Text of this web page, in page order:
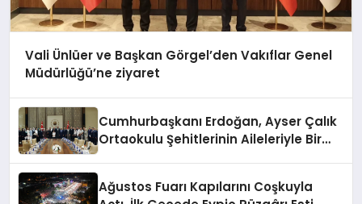
Vali Ünlüer ve Başkan Görgel’den Vakıflar Genel
Müdürlüğü’ne ziyaret
Cumhurbaşkanı Erdoğan, Ayser Çalık
Ortaokulu Şehitlerinin Aileleriyle Bir
Ağustos Fuarı Kapılarını Coşkuyla